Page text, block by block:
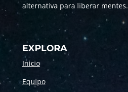
alternativa para liberar mentes.
EXPLORA
Inicio
Equipo